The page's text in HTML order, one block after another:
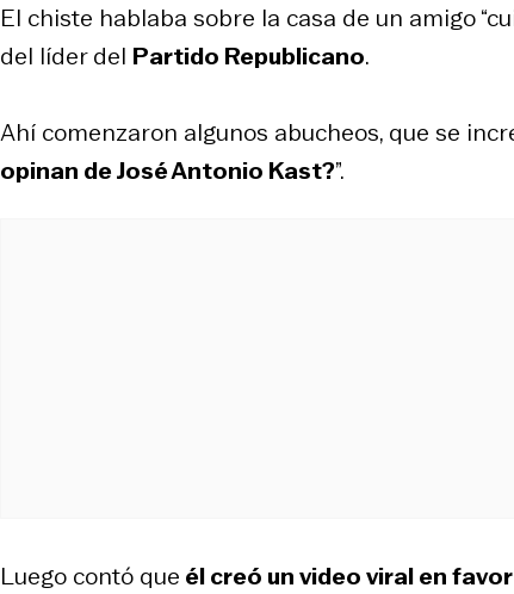
El chiste hablaba sobre la casa de un amigo
del líder del Partido Republicano.
Ahí comenzaron algunos abucheos, que se
opinan de José Antonio Kast?”.
Luego contó que él creó un video viral en